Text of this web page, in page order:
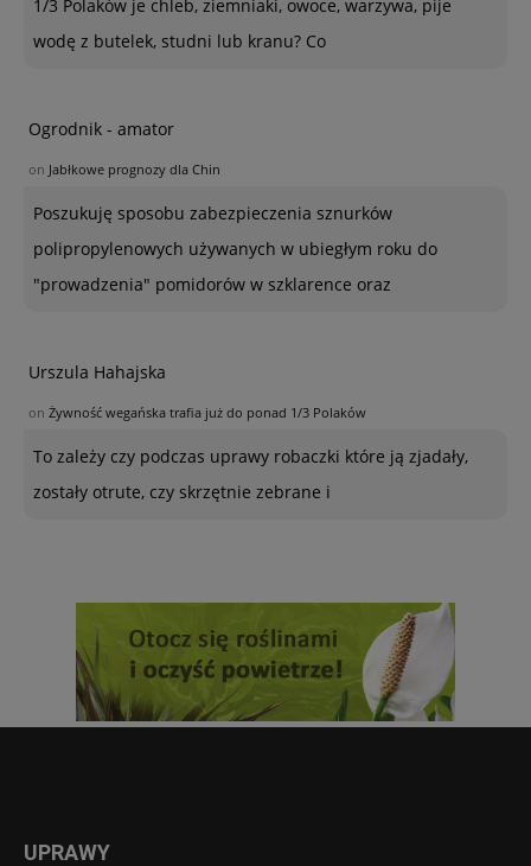
1/3 Polaków je chleb, ziemniaki, owoce, warzywa, pije
wodę z butelek, studni lub kranu? Co
Ogrodnik - amator
on Jabłkowe prognozy dla Chin
Poszukuję sposobu zabezpieczenia sznurków
polipropylenowych używanych w ubiegłym roku do
"prowadzenia" pomidorów w szklarence oraz
Urszula Hahajska
on Żywność wegańska trafia już do ponad 1/3 Polaków
To zależy czy podczas uprawy robaczki które ją zjadały,
zostały otrute, czy skrzętnie zebrane i
UPRAWY